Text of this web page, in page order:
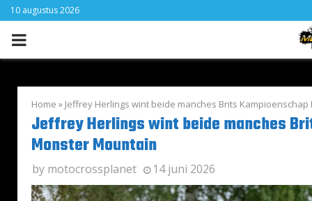
10 augustus 2026
PRIMARY
Home » Jeffrey Herlings wint beide manches Brits
Jeffrey Herlings wint beide manches
Monster Mountain
by motocrossplanet 14 juni 2026